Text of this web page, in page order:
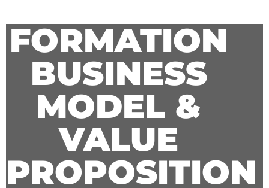
FORMATION
BUSINESS
MODEL &
VALUE
PROPOSITION